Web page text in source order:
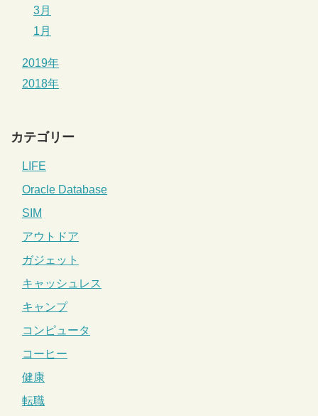
3月
1月
2019年
2018年
カテゴリー
LIFE
Oracle Database
SIM
アウトドア
ガジェット
キャッシュレス
キャンプ
コンピュータ
コーヒー
健康
転職